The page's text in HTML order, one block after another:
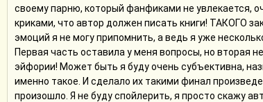
своему парню, который фанфиками не увлекается,
криками, что автор должен писать книги! ТАКОГО
эмоций я не могу припомнить, а ведь я уже
Первая часть оставила у меня вопросы, но вторая
эйфории! Может быть я буду очень субъективна,
именно такое. И сделало их такими финал
произошло. Я не буду спойлерить, я просто скажу